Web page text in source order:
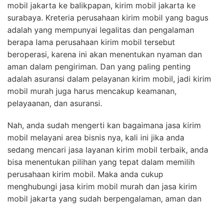
mobil jakarta ke balikpapan, kirim mobil jakarta ke
surabaya. Kreteria perusahaan kirim mobil yang bagus
adalah yang mempunyai legalitas dan pengalaman
berapa lama perusahaan kirim mobil tersebut
beroperasi, karena ini akan menentukan nyaman dan
aman dalam pengiriman. Dan yang paling penting
adalah asuransi dalam pelayanan kirim mobil, jadi kirim
mobil murah juga harus mencakup keamanan,
pelayaanan, dan asuransi.
Nah, anda sudah mengerti kan bagaimana jasa kirim
mobil melayani area bisnis nya, kali ini jika anda
sedang mencari jasa layanan kirim mobil terbaik, anda
bisa menentukan pilihan yang tepat dalam memilih
perusahaan kirim mobil. Maka anda cukup
menghubungi jasa kirim mobil murah dan jasa kirim
mobil jakarta yang sudah berpengalaman, aman dan